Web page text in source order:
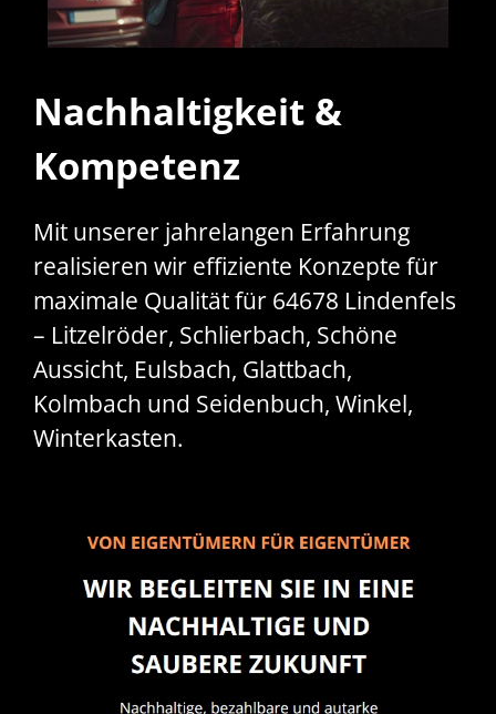
Nachhaltigkeit &
Kompetenz
Mit unserer jahrelangen Erfahrung
realisieren wir effiziente Konzepte für
maximale Qualität für 64678 Lindenfels
– Litzelröder, Schlierbach, Schöne
Aussicht, Eulsbach, Glattbach,
Kolmbach und Seidenbuch, Winkel,
Winterkasten.